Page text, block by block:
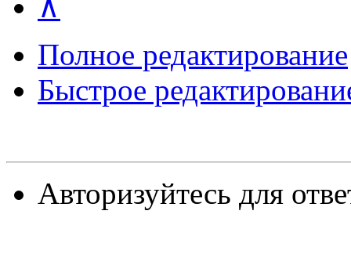
Полное редактирование
Быстрое
Авторизуйтесь для